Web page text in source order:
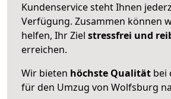
Kundenservice steht Ihnen
Verfügung. Zusammen können
helfen, Ihr Ziel stressfrei und
erreichen.
Wir bieten höchste Qualität bei
für den Umzug von Wolfsburg